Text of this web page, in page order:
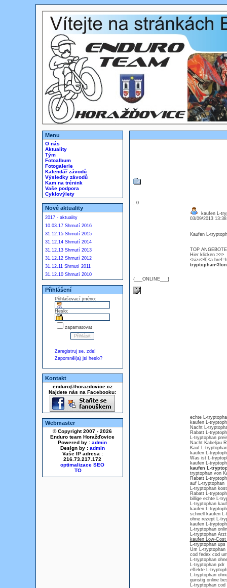
Menu
O nás
Aktuality
Tým
Fotoalbum
Fotogalerie
Kalendář závodů
Výsledky závodů
Kam na trénink
Vaše podpora
Cyklovýlety
Nové aktuality
2017 - aktuality
10.03.17 Shrnutí 2016
31.12.15 Shrnutí 2015
31.12.14 Shrnutí 2014
31.12.13 Shrnutí 2013
31.12.12 Shrnutí 2012
31.12.11 Shrnutí 2011
31.12.10 Shrnutí 2010
Přihlášení
Přihlašovací jméno:
Heslo:
zapamatovat
Zaregistruj se, zde!
Zapomněl(a) jsi heslo?
Kontakt
enduro@horazdovice.cz
Najdete nás na Facebooku:
Webmaster
© Copyright 2007 - 2026
Enduro team Horažďovice
Powered by : admin
Design by : admin
Vaše IP adresa :
216.73.217.172
optimalizace SEO
: 0
{___ONLINE___}
kaufen L-
03/09/2013
Kaufen L-
TOP
Hier klicken >>>
<size>9]<a
tryptophan</
echte L-
kaufen L-
Nacht L-
Rabatt L-
L-tryptophan
Nacht Kabeljau
Kauf L-
kaufen L-
Was ist L-
kaufen L-
kaufen L-
tryptophan von
Rabatt L-
auf L-tryptophan
L-tryptophan
Rabatt L-
billige echte L-
L-tryptophan
kaufen L-
schnell kaufen L-
ohne rezept L-
kaufen L-
L-tryptophan
L-tryptophan
kaufen Low-
L-tryptophan ups
Um L-tryptophan
cod fedex cod
L-tryptophan
L-tryptophan pdr
effekte L-
L-tryptophan
gunstig online
L-tryptophan cod